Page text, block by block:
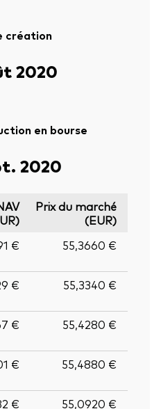
création
2020
en bourse
2020
Prix du marché
(EUR)
€ 55,3660 €
€ 55,3340 €
€ 55,4280 €
€ 55,4880 €
€ 55,0920 €